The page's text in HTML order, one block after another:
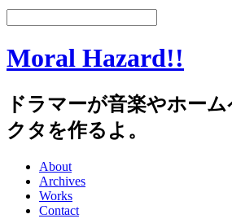
Moral Hazard!!
ドラマーが音楽やホー
クタを作るよ。
About
Archives
Works
Contact